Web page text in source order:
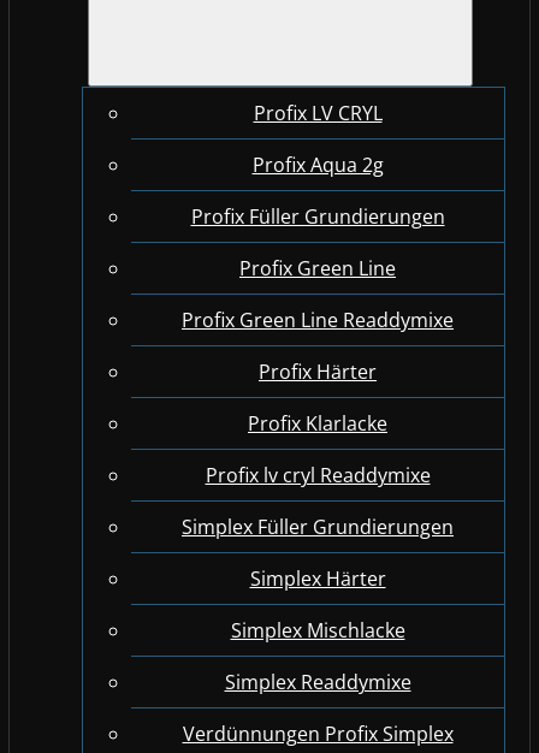
Profix LV CRYL
Profix Aqua 2g
Profix Füller Grundierungen
Profix Green Line
Profix Green Line Readdymixe
Profix Härter
Profix Klarlacke
Profix lv cryl Readdymixe
Simplex Füller Grundierungen
Simplex Härter
Simplex Mischlacke
Simplex Readdymixe
Verdünnungen Profix Simplex